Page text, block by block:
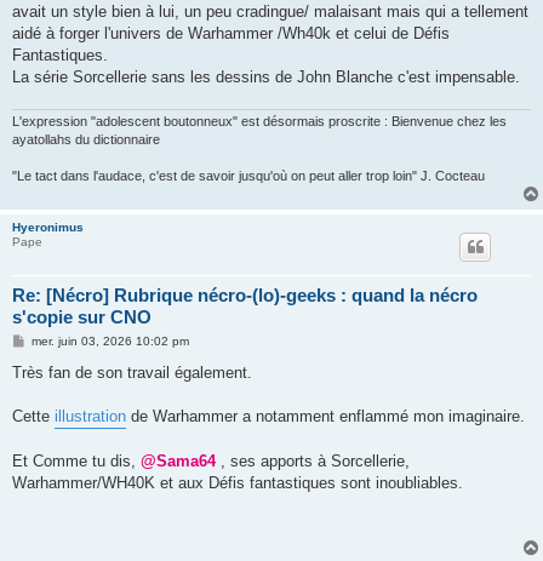
avait un style bien à lui, un peu cradingue/ malaisant mais qui a tellement
aidé à forger l'univers de Warhammer /Wh40k et celui de Défis
Fantastiques.
La série Sorcellerie sans les dessins de John Blanche c'est impensable.
L'expression "adolescent boutonneux" est désormais proscrite : Bienvenue chez les
ayatollahs du dictionnaire
"Le tact dans l'audace, c'est de savoir jusqu'où on peut aller trop loin" J. Cocteau
Hyeronimus
Pape
Re: [Nécro] Rubrique nécro-(lo)-geeks : quand la nécro
s'copie sur CNO
M
s
g
mer. juin 03, 2026 10:02 pm
Très fan de son travail également.
Cette illustration de Warhammer a notamment enflammé mon imaginaire.
Et Comme tu dis, @Sama64, ses apports à Sorcellerie,
Warhammer/WH40K et aux Défis fantastiques sont inoubliables.